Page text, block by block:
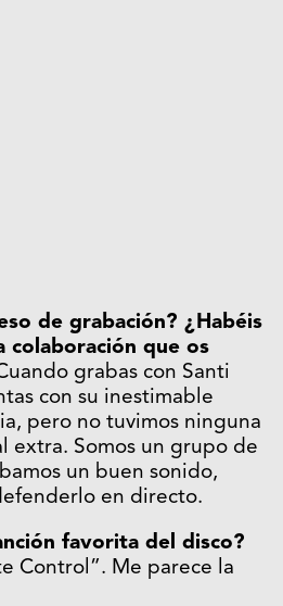
de grabación? ¿Habéis
colaboración que os
grabas con Santi
con su inestimable
pero no tuvimos ninguna
extra. Somos un grupo de
un buen sonido,
en directo.
favorita del disco?
Control”. Me parece la